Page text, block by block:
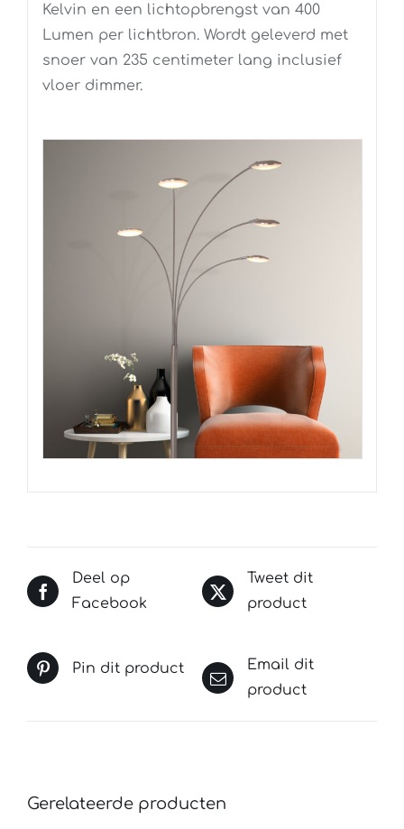
Kelvin en een lichtopbrengst van 400
Lumen per lichtbron. Wordt geleverd met
snoer van 235 centimeter lang inclusief
vloer dimmer.
Deel op
Facebook
Tweet dit
product
Pin dit product
Email dit
product
Gerelateerde producten